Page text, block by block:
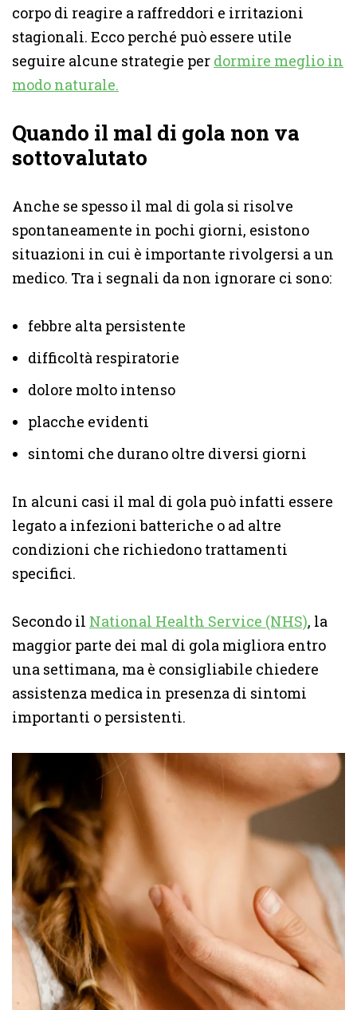
corpo di reagire a raffreddori e irritazioni
stagionali. Ecco perché può essere utile
seguire alcune strategie per dormire meglio in
modo naturale.
Quando il mal di gola non va
sottovalutato
Anche se spesso il mal di gola si risolve
spontaneamente in pochi giorni, esistono
situazioni in cui è importante rivolgersi a un
medico. Tra i segnali da non ignorare ci sono:
febbre alta persistente
difficoltà respiratorie
dolore molto intenso
placche evidenti
sintomi che durano oltre diversi giorni
In alcuni casi il mal di gola può infatti essere
legato a infezioni batteriche o ad altre
condizioni che richiedono trattamenti
specifici.
Secondo il National Health Service (NHS), la
maggior parte dei mal di gola migliora entro
una settimana, ma è consigliabile chiedere
assistenza medica in presenza di sintomi
importanti o persistenti.